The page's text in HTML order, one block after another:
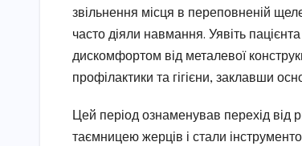
звільнення місця в переповненій
часто діяли навмання. Уявіть
дискомфортом від металевої
профілактики та гігієни, заклавши
Цей період ознаменував перехід від
таємницею жерців і стали